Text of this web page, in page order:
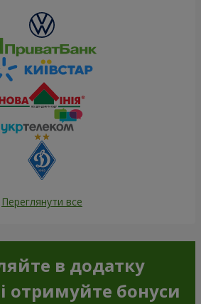
Переглянути все
в додатку
отримуйте бонуси